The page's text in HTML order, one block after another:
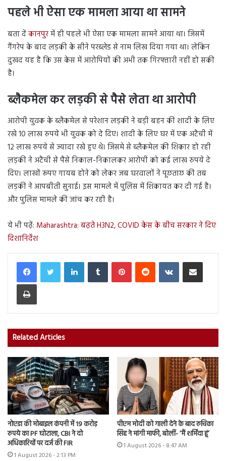
पहले भी ऐसा एक मामला आया था सामने
बता देंकानपुरमें ही पहले भी ऐसा एक मामला सामने आया था। जिसमें
गैंगरेप के बाद लड़की के सीने परब्लेड से नाम लिख दिया गया था। लेकिन
दुखद यह है कि उस केस में आरोपियों की अभी तक गिरफ्तारी नहीं हो सकी
है।
ब्लैकमेल कर लड़की से पैसे लेता था आरोपी
आरोपी युवक के ब्लैकमेल से परेशान लड़की ने बड़ी बहन की शादी के लिए
रखे 10 लाख रुपये भी युवक को दे दिए। शादी के लिए घर में एक अटैची में
12 लाख रुपये से ज्यादा रखे हुए थे। जिसमे से ब्लैकमेल की शिकार हो रही
लड़की ने अटैची से पैसे निकाल-निकालकर आरोपी को कई लाख रुपये दे
दिए। लाखों रूपए गायब होने को लेकर जब घरवालों ने पूछताछ की तब
लड़की ने आपबीती सुनाई। इस मामले में पुलिस में शिकायत कर दी गई है।
और पुलिस मामले की जांच कर रही है।
ये भी पढ़ें: Maharashtra: बढ़ते H3N2, COVID केस के बीच सरकार ने दिए
दिशानिर्देश
LinkedInTumblr PinterestReddit VKontakteShare via Email
Print
Related Articles
नोएडा की मोबाइल कंपनी में 19 करोड़
रुपये का PF घोटाला, CBI ने दो
अधिकारियों पर दर्ज की FIR
1 August 2026 - 2:13 PM
पीएम मोदी को गाली देने के बाद रुचिका
सिंह ने मांगी माफी, बोलीं- ‘मैं शर्मिंदा हूं’
1 August 2026 - 8:47 AM